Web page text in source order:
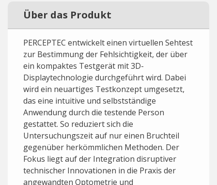
Über das Produkt
PERCEPTEC entwickelt einen virtuellen Sehtest
zur Bestimmung der Fehlsichtigkeit, der über
ein kompaktes Testgerät mit 3D-
Displaytechnologie durchgeführt wird. Dabei
wird ein neuartiges Testkonzept umgesetzt,
das eine intuitive und selbstständige
Anwendung durch die testende Person
gestattet. So reduziert sich die
Untersuchungszeit auf nur einen Bruchteil
gegenüber herkömmlichen Methoden. Der
Fokus liegt auf der Integration disruptiver
technischer Innovationen in die Praxis der
angewandten Optometrie und